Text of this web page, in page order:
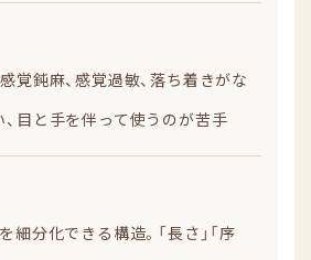
覚鈍麻、感覚過敏、落ち着きがな
、目と手を伴って使うのが苦手
分化できる構造。「長さ」「序